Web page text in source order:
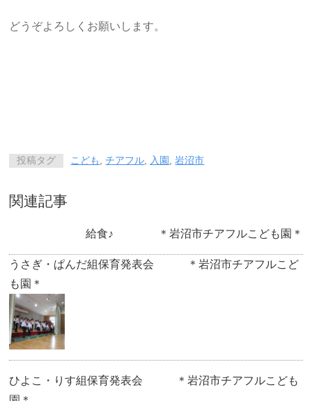
どうぞよろしくお願いします。
投稿タグ こども ,チアフル 入園 ,岩沼市
関連記事
給食♪ ＊岩沼市チアフルこども園＊
うさぎ・ぱんだ組保育発表会 ＊岩沼市チアフルこど
も園＊
ひよこ・りす組保育発表会 ＊岩沼市チアフルこども